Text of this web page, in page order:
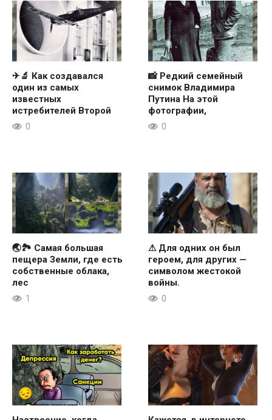
✈🔬 Как создавался
один из самых
известных
истребителей Второй
0
📸 Редкий семейный
снимок Владимира
Путина На этой
фотографии,
0
🌏🏞 Самая большая
пещера Земли, где есть
собственные облака,
лес
1
⚠ Для одних он был
героем, для других —
символом жестокой
войны.
0